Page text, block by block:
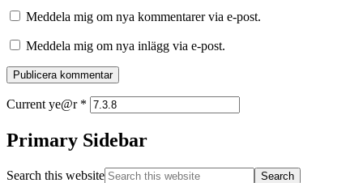
Meddela mig om nya kommentarer via e-post.
Meddela mig om nya inlägg via e-post.
Current ye@r *
Primary Sidebar
Search this website